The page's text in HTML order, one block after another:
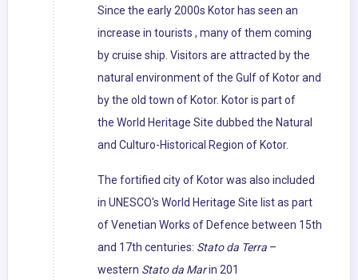
Since the early 2000s Kotor has seen an
increase in tourists , many of them coming
by cruise ship. Visitors are attracted by the
natural environment of the Gulf of Kotor and
by the old town of Kotor. Kotor is part of
the World Heritage Site dubbed the Natural
and Culturo-Historical Region of Kotor.
The fortified city of Kotor was also included
in UNESCO's World Heritage Site list as part
of Venetian Works of Defence between 15th
and 17th centuries: Stato da Terra –
western Stato da Marin 201